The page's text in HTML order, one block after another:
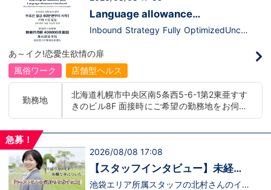
もいます。その先輩のあとにアナタも続き
ませんか！？勿論、男性だけではなく女性
も活躍中。ハピネスグループ初の女性店長
イトレジャー業界だからといって一般大手
企業様に引けを取らない体制で取り組んで
いる会社です。そのため、誰もが安心して
入社・勤務のできる環境なのです。それで
ャルサイトをご覧下さい。
【https://happiness-group.biz/】※お手
数ですがコピー＆ペーストしてURLを開い
他社と比較検討中など。そのような時は1
もしれません。アナタからのご連絡お待ち
しております。
Language allowance
introduced/推出語言津貼
Inbound Strategy Fully OptimizedUncon
00 yenLanguage allowance introduced
More preferential for those who are fluen
t in 3 or more languages인바운드 대책 철
저 공략무조건 월급 40만엔부터 시작!어
底的入站策略無條件月薪 400,000 日圓起
推出語言津貼能說至少三種語言者優先
あ～イク!恋愛生欲情の扉
風俗ワーク
店舗型ヘルス
勤務地
北海道札幌市中央区南5条西5-6-1第2東亜すす
きのビル8F 面接時にご希望の勤務地をお伺い
し、配属店舗を決定いたします。 入社後の転
■横浜エリア：神奈川県横浜市中区 ・京急線
黄金町駅、日ノ出町駅 ・市営地下鉄阪東橋
駅、伊勢佐木長者町駅 ・JR横浜線関内駅 ■札
幌エリア：北海道札幌市 地下鉄南北線すすき
急募！
2026/08/08 17:08
【スタッフインタビュー】未経験
で飛び込んだスタッフが語る職場
池袋エリア所属スタッフの北村さんのイン